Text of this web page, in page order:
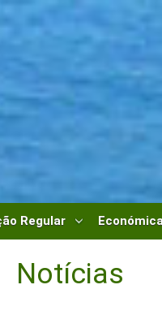
Regular
Notícias